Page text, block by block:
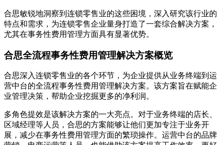
合思敏锐地洞察到连锁零售业的这些困境，深入研究该行业的
特点和需求，为连锁零售企业量身打造了一套综合解决方案，
尤其在事务性费用管理方面具有显著优势。
合思全流程事务性费用管理解决方案概览
合思深入连锁零售业的各个环节，为企业提供从业务终端到运
营中台的全流程事务性费用管理解决方案。该方案旨在赋能企
业管理决策，帮助企业挖掘更多的净利润。
多角色提效是该解决方案的一大亮点。对于业务终端的店长、
区域经理等人员，合思的方案能够让他们更加专注于业务开
展，减少在事务性费用管理方面的繁琐操作。运营中台的品牌